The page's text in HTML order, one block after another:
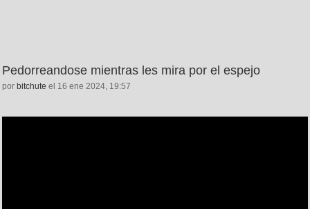
Pedorreandose mientras les mira por el espejo
por bitchute el 16 ene 2024, 19:57